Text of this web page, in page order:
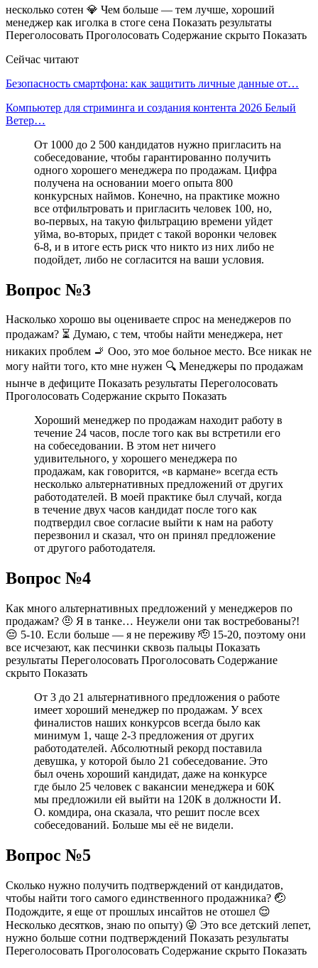
несколько сотен 💎 Чем больше — тем лучше, хороший
менеджер как иголка в стоге сена Показать результаты
Переголосовать Проголосовать Содержание скрыто Показать
Сейчас читают
Безопасность смартфона: как защитить личные данные от…
Компьютер для стриминга и создания контента 2026 Белый
Ветер…
От 1000 до 2 500 кандидатов нужно пригласить на
собеседование, чтобы гарантированно получить
одного хорошего менеджера по продажам. Цифра
получена на основании моего опыта 800
конкурсных наймов. Конечно, на практике можно
все отфильтровать и пригласить человек 100, но,
во-первых, на такую фильтрацию времени уйдет
уйма, во-вторых, придет с такой воронки человек
6-8, и в итоге есть риск что никто из них либо не
подойдет, либо не согласится на ваши условия.
Вопрос №3
Насколько хорошо вы оцениваете спрос на менеджеров по
продажам? ⏳ Думаю, с тем, чтобы найти менеджера, нет
никаких проблем 🚬 Ооо, это мое больное место. Все никак не
могу найти того, кто мне нужен 🔍 Менеджеры по продажам
нынче в дефиците Показать результаты Переголосовать
Проголосовать Содержание скрыто Показать
Хороший менеджер по продажам находит работу в
течение 24 часов, после того как вы встретили его
на собеседовании. В этом нет ничего
удивительного, у хорошего менеджера по
продажам, как говорится, «в кармане» всегда есть
несколько альтернативных предложений от других
работодателей. В моей практике был случай, когда
в течение двух часов кандидат после того как
подтвердил свое согласие выйти к нам на работу
перезвонил и сказал, что он принял предложение
от другого работодателя.
Вопрос №4
Как много альтернативных предложений у менеджеров по
продажам? 🤨 Я в танке… Неужели они так востребованы?!
😔 5-10. Если больше — я не переживу 🫡 15-20, поэтому они
все исчезают, как песчинки сквозь пальцы Показать
результаты Переголосовать Проголосовать Содержание
скрыто Показать
От 3 до 21 альтернативного предложения о работе
имеет хороший менеджер по продажам. У всех
финалистов наших конкурсов всегда было как
минимум 1, чаще 2-3 предложения от других
работодателей. Абсолютный рекорд поставила
девушка, у которой было 21 собеседование. Это
был очень хороший кандидат, даже на конкурсе
где было 25 человек с вакансии менеджера и 60К
мы предложили ей выйти на 120К в должности И.
О. комдира, она сказала, что решит после всех
собеседований. Больше мы её не видели.
Вопрос №5
Сколько нужно получить подтверждений от кандидатов,
чтобы найти того самого единственного продажника? 🤕
Подождите, я еще от прошлых инсайтов не отошел 😌
Несколько десятков, знаю по опыту) 😜 Это все детский лепет,
нужно больше сотни подтверждений Показать результаты
Переголосовать Проголосовать Содержание скрыто Показать